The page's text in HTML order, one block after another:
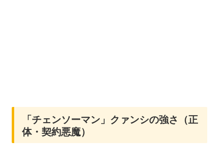
「チェンソーマン」クァンシの強さ（正
体・契約悪魔）